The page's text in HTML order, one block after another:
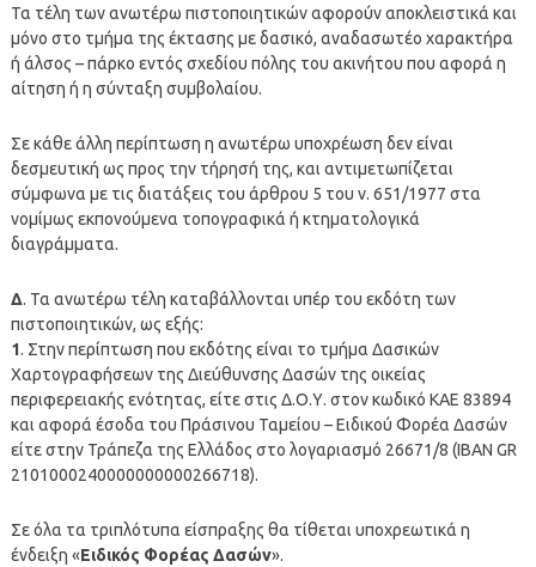
Τα τέλη των ανωτέρω πιστοποιητικών αφορούν αποκλειστικά και
μόνο στο τμήμα της έκτασης με δασικό, αναδασωτέο χαρακτήρα
ή άλσος – πάρκο εντός σχεδίου πόλης του ακινήτου που αφορά η
αίτηση ή η σύνταξη συμβολαίου.
Σε κάθε άλλη περίπτωση η ανωτέρω υποχρέωση δεν είναι
δεσμευτική ως προς την τήρησή της, και αντιμετωπίζεται
σύμφωνα με τις διατάξεις του άρθρου 5 του ν. 651/1977 στα
νομίμως εκπονούμενα τοπογραφικά ή κτηματολογικά
διαγράμματα.
Δ. Τα ανωτέρω τέλη καταβάλλονται υπέρ του εκδότη των
πιστοποιητικών, ως εξής:
1. Στην περίπτωση που εκδότης είναι το τμήμα Δασικών
Χαρτογραφήσεων της Διεύθυνσης Δασών της οικείας
περιφερειακής ενότητας, είτε στις Δ.Ο.Υ. στον κωδικό ΚΑΕ 83894
και αφορά έσοδα του Πράσινου Ταμείου – Ειδικού Φορέα Δασών
είτε στην Τράπεζα της Ελλάδος στο λογαριασμό 26671/8 (IBAN GR
2101000240000000000266718).
Σε όλα τα τριπλότυπα είσπραξης θα τίθεται υποχρεωτικά η
ένδειξη «Ειδικός Φορέας Δασών».